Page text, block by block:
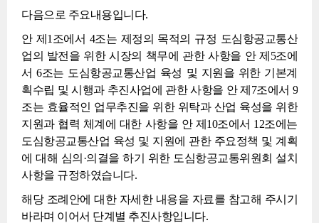
다음으로 주요내용입니다.
안 제1조에서 4조는 제정의 목적의 규정 도심항공교통산
업의 발전을 위한 시장의 책무에 관한 사항을 안 제5조에
서 6조는 도심항공교통산업 육성 및 지원을 위한 기본계
획수립 및 시행과 추진사업에 관한 사항을 안 제7조에서 9
조는 효율적인 업무추진을 위한 위탁과 산업 육성을 위한
지원과 협력 체계에 대한 사항을 안 제10조에서 12조에는
도심항공교통산업 육성 및 지원에 관한 주요정책 및 계획
에 대해 심의·의결을 하기 위한 도심항공교통위원회 설치
사항을 규정하였습니다.
해당 조례안에 대한 자세한 내용을 자료를 참고해 주시기
바라며 이어서 단계별 추진사항입니다.